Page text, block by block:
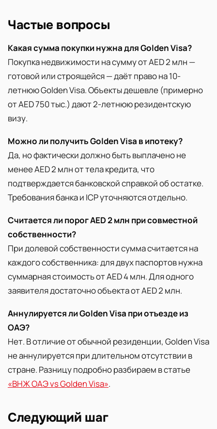
Частые вопросы
Какая сумма покупки нужна для Golden Visa?
Покупка недвижимости на сумму от AED 2 млн —
готовой или строящейся — даёт право на 10-
летнюю Golden Visa. Объекты дешевле (примерно
от AED 750 тыс.) дают 2-летнюю резидентскую
визу.
Можно ли получить Golden Visa в ипотеку?
Да, но фактически должно быть выплачено не
менее AED 2 млн от тела кредита, что
подтверждается банковской справкой об остатке.
Требования банка и ICP уточняются отдельно.
Считается ли порог AED 2 млн при совместной
собственности?
При долевой собственности сумма считается на
каждого собственника: для двух паспортов нужна
суммарная стоимость от AED 4 млн. Для одного
заявителя достаточно объекта от AED 2 млн.
Аннулируется ли Golden Visa при отъезде из
ОАЭ?
Нет. В отличие от обычной резиденции, Golden Visa
не аннулируется при длительном отсутствии в
стране. Разницу подробно разбираем в статье
«ВНЖ ОАЭ vs Golden Visa».
Следующий шаг